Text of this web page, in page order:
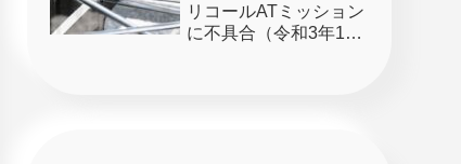
リコールATミッション
に不具合（令和3年1月